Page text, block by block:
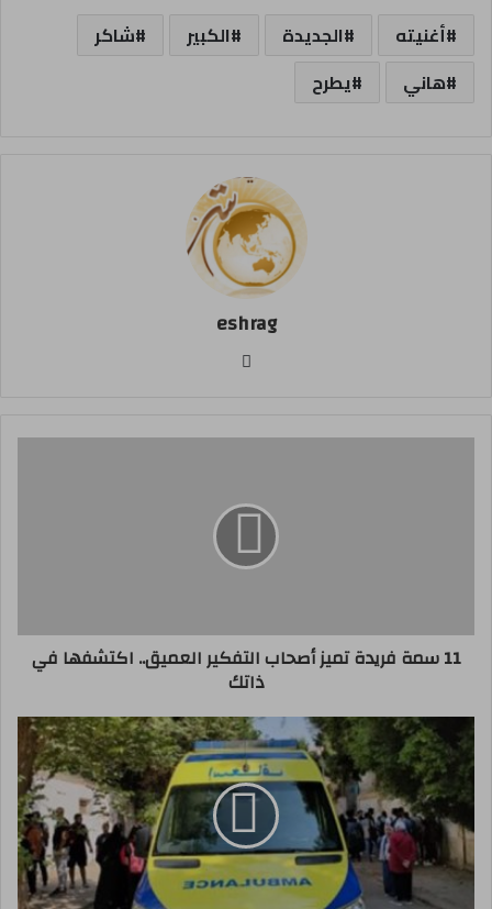
أغنيته الجديدة الكبير
شاكر
هاني
يطرح
eshrag
11 سمة فريدة تميز أصحاب التفكير العميق.. اكتشفها في
ذاتك